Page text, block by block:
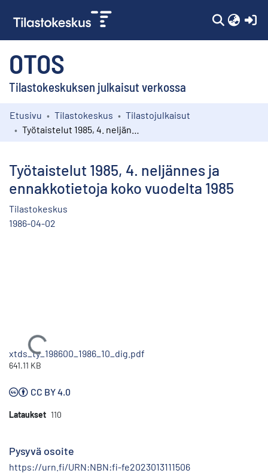
OTOS
Tilastokeskuksen julkaisut verkossa
Kokoelmat
Etusivu Tilastokeskus
Tilastojulkaisut
Työtaistelut 1985, 4. neljännes ja
ennakkotietoja koko vuodelta 1985
Tilastokeskus
1986-04-02
Ladataan...
xtds_ty_198600_1986_10_dig.pdf
641.11 KB
CC BY 4.0
Lataukset 110
Pysyvä osoite
https://urn.fi/URN:NBN:fi-fe2023013111506